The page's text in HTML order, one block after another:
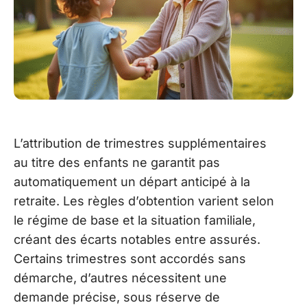
L’attribution de trimestres supplémentaires
au titre des enfants ne garantit pas
automatiquement un départ anticipé à la
retraite. Les règles d’obtention varient selon
le régime de base et la situation familiale,
créant des écarts notables entre assurés.
Certains trimestres sont accordés sans
démarche, d’autres nécessitent une
demande précise, sous réserve de